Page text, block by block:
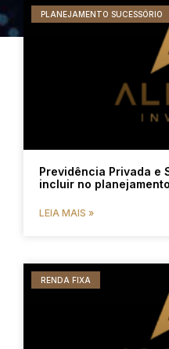
PLANEJAMENTO SUCESSÓRIO
Previdência Privada e
incluir no
LEIA MAIS »
RENDA FIXA